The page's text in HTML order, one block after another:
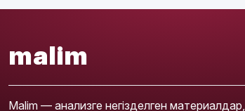
malim
Malim — анализге негізделген материалдар,